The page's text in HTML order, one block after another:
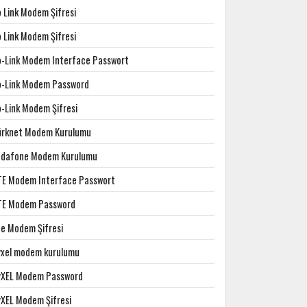
Link Modem Şifresi
Link Modem Şifresi
Link Modem Interface Passwort
Link Modem Password
Link Modem Şifresi
Modem Kurulumu
Modem Kurulumu
Modem Interface Passwort
Modem Password
Modem Şifresi
modem kurulumu
Modem Password
Modem Şifresi